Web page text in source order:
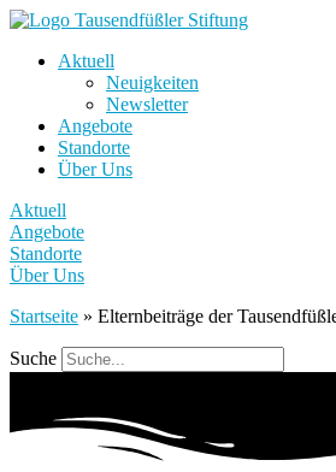
Aktuell
Neuigkeiten
Newsletter
Angebote
Standorte
Über Uns
Aktuell
Angebote
Standorte
Über Uns
Startseite » Elternbeiträge der
Suche